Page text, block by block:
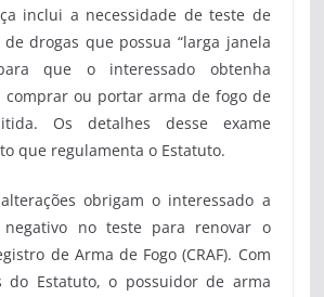
inclui a necessidade de teste de
drogas que possua “larga janela
que o interessado obtenha
comprar ou portar arma de fogo de
Os detalhes desse exame
que regulamenta o Estatuto.
obrigam o interessado a
no teste para renovar o
de Arma de Fogo (CRAF). Com
do Estatuto, o possuidor de arma